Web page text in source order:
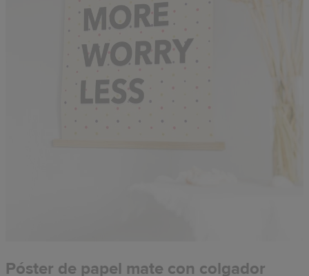
Póster de papel mate con colgador